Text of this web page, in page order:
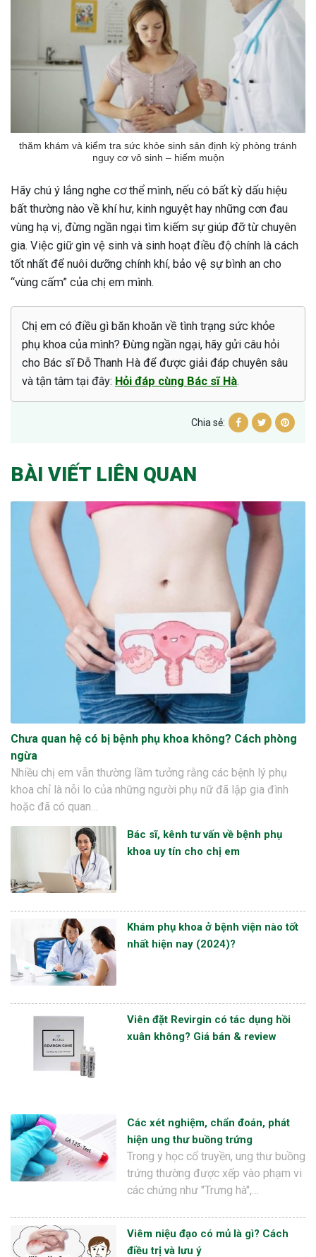
thăm khám và kiểm tra sức khỏe sinh sản định kỳ phòng tránh
nguy cơ vô sinh – hiếm muộn
Hãy chú ý lắng nghe cơ thể mình, nếu có bất kỳ dấu hiệu
bất thường nào về khí hư, kinh nguyệt hay những cơn đau
vùng hạ vị, đừng ngần ngại tìm kiếm sự giúp đỡ từ chuyên
gia. Việc giữ gìn vệ sinh và sinh hoạt điều độ chính là cách
tốt nhất để nuôi dưỡng chính khí, bảo vệ sự bình an cho
“vùng cấm” của chị em mình.
Chị em có điều gì băn khoăn về tình trạng sức khỏe
phụ khoa của mình? Đừng ngần ngại, hãy gửi câu hỏi
cho Bác sĩ Đỗ Thanh Hà để được giải đáp chuyên sâu
và tận tâm tại đây: Hỏi đáp cùng Bác sĩ Hà.
Chia sẻ:
BÀI VIẾT LIÊN QUAN
Chưa quan hệ có bị bệnh phụ khoa không? Cách phòng
ngừa
Nhiều chị em vẫn thường lầm tưởng rằng các bệnh lý phụ
khoa chỉ là nỗi lo của những người phụ nữ đã lập gia đình
hoặc đã có quan…
Bác sĩ, kênh tư vấn về bệnh phụ
khoa uy tín cho chị em
Khám phụ khoa ở bệnh viện nào tốt
nhất hiện nay (2024)?
Viên đặt Revirgin có tác dụng hồi
xuân không? Giá bán & review
Các xét nghiệm, chẩn đoán, phát
hiện ung thư buồng trứng
Trong y học cổ truyền, ung thư buồng
trứng thường được xếp vào phạm vi
các chứng như "Trưng hà",…
Viêm niệu đạo có mủ là gì? Cách
điều trị và lưu ý